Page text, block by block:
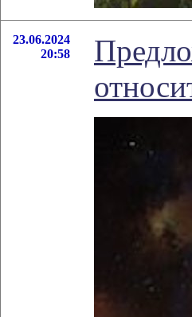
23.06.2024
20:58